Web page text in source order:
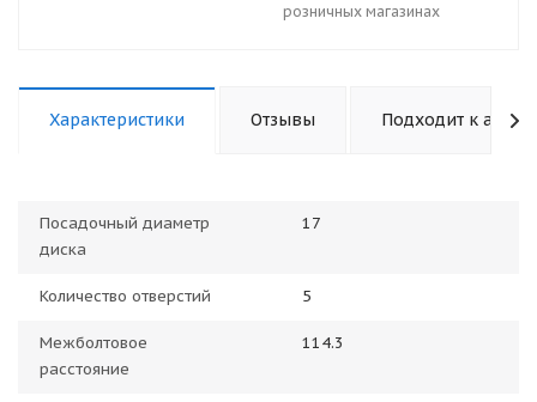
розничных магазинах
Характеристики Отзывы Подходит к авто
Посадочный диаметр
диска
17
Количество отверстий 5
Межболтовое
расстояние
114.3